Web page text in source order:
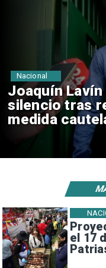
Chile y
reinicio de
consulares
Nacional
el 17